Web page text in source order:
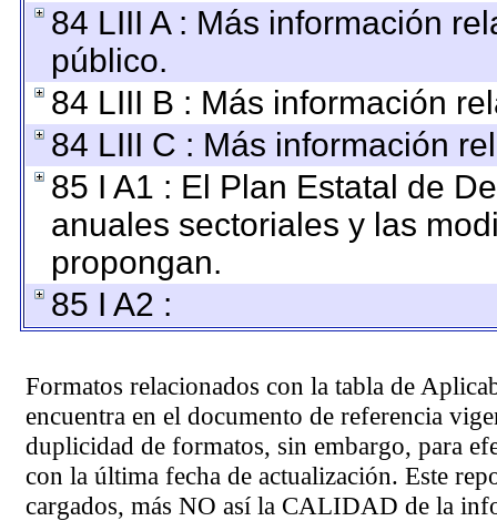
84 LIII A : Más información
público.
84 LIII B : Más información
84 LIII C : Más información
85 I A1 : El Plan Estatal de
anuales sectoriales y las
propongan.
85 I A2 :
Formatos relacionados con la tabla de
encuentra en el documento de referencia
duplicidad de formatos, sin embargo, para
con la última fecha de actualización. Este
cargados, más NO así la CALIDAD de la